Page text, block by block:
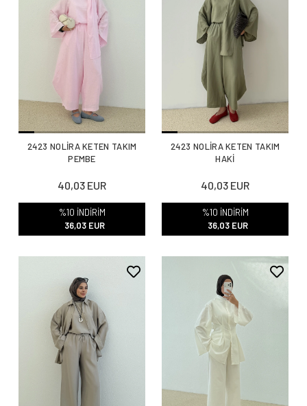
2423 NOLİRA KETEN TAKIM
PEMBE
40,03 EUR
%10 İNDİRİM
36,03 EUR
2423 NOLİRA KETEN TAKIM
HAKİ
40,03 EUR
%10 İNDİRİM
36,03 EUR